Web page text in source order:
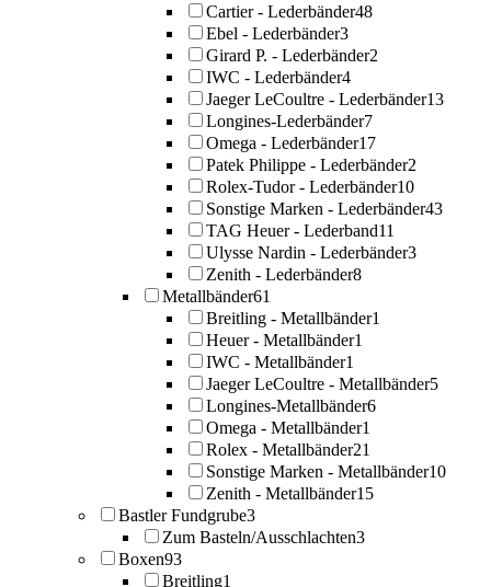
Cartier - Lederbänder48
Ebel - Lederbänder3
Girard P. - Lederbänder2
IWC - Lederbänder4
Jaeger LeCoultre - Lederbänder13
Longines-Lederbänder7
Omega - Lederbänder17
Patek Philippe - Lederbänder2
Rolex-Tudor - Lederbänder10
Sonstige Marken - Lederbänder43
TAG Heuer - Lederband11
Ulysse Nardin - Lederbänder3
Zenith - Lederbänder8
Metallbänder61
Breitling - Metallbänder1
Heuer - Metallbänder1
IWC - Metallbänder1
Jaeger LeCoultre - Metallbänder5
Longines-Metallbänder6
Omega - Metallbänder1
Rolex - Metallbänder21
Sonstige Marken - Metallbänder10
Zenith - Metallbänder15
Bastler Fundgrube3
Zum Basteln/Ausschlachten3
Boxen93
Breitling1